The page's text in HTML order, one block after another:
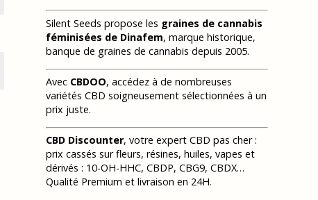
Silent Seeds propose les graines de cannabis
féminisées de Dinafem, marque historique,
banque de graines de cannabis depuis 2005.
Avec CBDOO, accédez à de nombreuses
variétés CBD soigneusement sélectionnées à un
prix juste.
CBD Discounter, votre expert CBD pas cher :
prix cassés sur fleurs, résines, huiles, vapes et
dérivés : 10-OH-HHC, CBDP, CBG9, CBDX…
Qualité Premium et livraison en 24H.